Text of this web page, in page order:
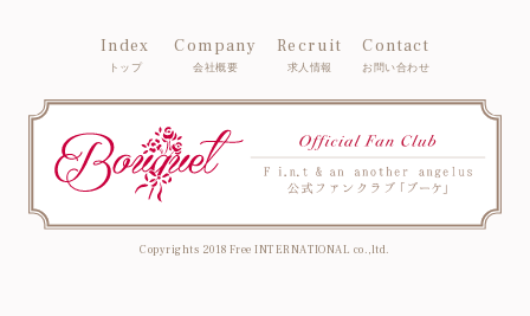
Index
トップ
Company
会社概要
Recruit
求人情報
Contact
お問い合わせ
Copyrights 2018 Free INTERNATIONAL co.,ltd.